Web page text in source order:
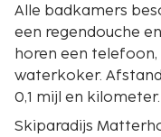
Alle badkamers
een regendouche
horen een telefoon,
waterkoker.
0,1 mijl en kilometer.
Skiparadijs